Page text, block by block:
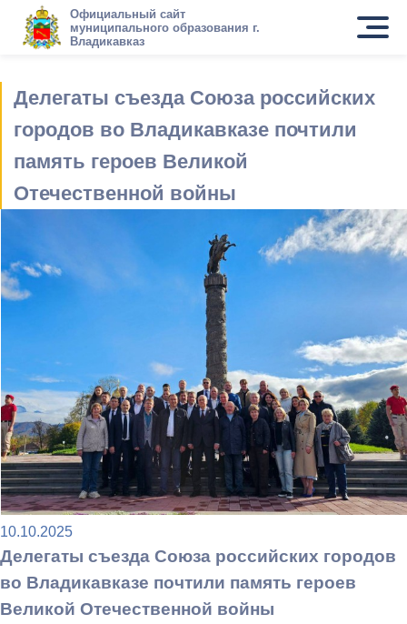
Официальный сайт
муниципального образования г.
Владикавказ
Делегаты съезда Союза российских
городов во Владикавказе почтили
память героев Великой
Отечественной войны
10.10.2025
Делегаты съезда Союза российских городов
во Владикавказе почтили память героев
Великой Отечественной войны